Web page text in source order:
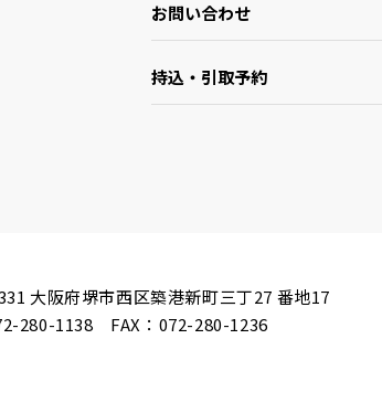
お問い合わせ
持込・引取予約
大阪府堺市西区築港新町三丁27 番地17
280-1138 FAX：072-280-1236